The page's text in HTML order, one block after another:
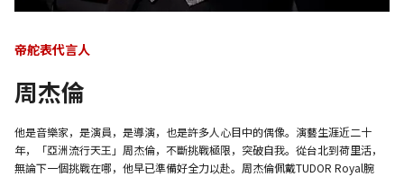
帝舵表代言人
周杰倫
他是音樂家，是演員，是導演，也是許多人心目中的偶像。演藝生涯近二十
年，「亞洲流行天王」周杰倫，不斷挑戰極限，突破自我。從台北到荷里活，
無論下一個挑戰在哪，他早已準備好全力以赴。周杰倫佩戴TUDOR Royal腕